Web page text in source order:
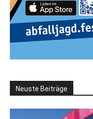
Neuste Beiträge